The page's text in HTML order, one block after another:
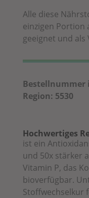
Alle diese
einzigen Portion
geeignet und als
Bestellnummer
Region: 5530
Hochwertiges
ist ein
und 50x stärker
Vitamin P, das
bioverfügbar.
Stoffwechselkur